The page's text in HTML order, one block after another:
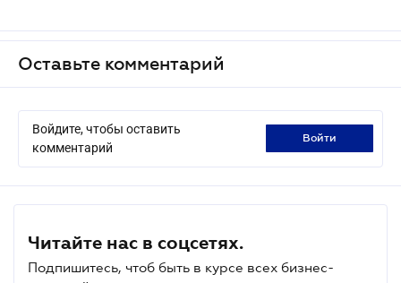
Оставьте комментарий
Войдите, чтобы оставить
комментарий
войти
Читайте нас в соцсетях.
Подпишитесь, чтоб быть в курсе всех бизнес-